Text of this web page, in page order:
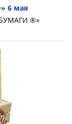
6 мая
БУМАГИ ®»